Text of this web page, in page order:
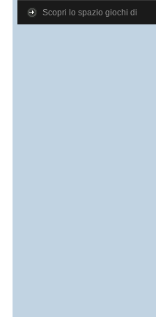
Scopri lo spazio giochi di